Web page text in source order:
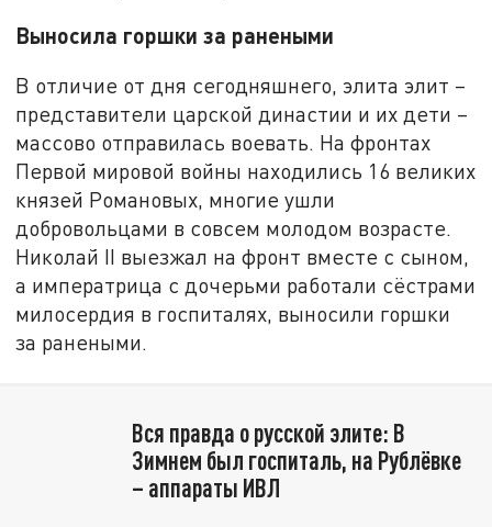
Выносила горшки за ранеными
В отличие от дня сегодняшнего, элита элит –
представители царской династии и их дети –
массово отправилась воевать. На фронтах
Первой мировой войны находились 16 великих
князей Романовых, многие ушли
добровольцами в совсем молодом возрасте.
Николай II выезжал на фронт вместе с сыном,
а императрица с дочерьми работали сёстрами
милосердия в госпиталях, выносили горшки
за ранеными.
Вся правда о русской элите: В
Зимнем был госпиталь, на Рублёвке
– аппараты ИВЛ